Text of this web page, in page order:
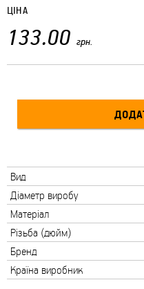
ЦІНА
133.00 грн.
Вид
Діаметр виробу
Матеріал
Різьба (дюйм)
Бренд
Країна виробник